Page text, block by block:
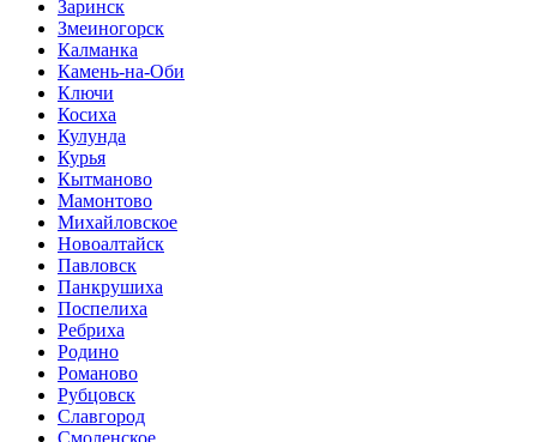
Заринск
Змеиногорск
Калманка
Камень-на-Оби
Ключи
Косиха
Кулунда
Курья
Кытманово
Мамонтово
Михайловское
Новоалтайск
Павловск
Панкрушиха
Поспелиха
Ребриха
Родино
Романово
Рубцовск
Славгород
Смоленское